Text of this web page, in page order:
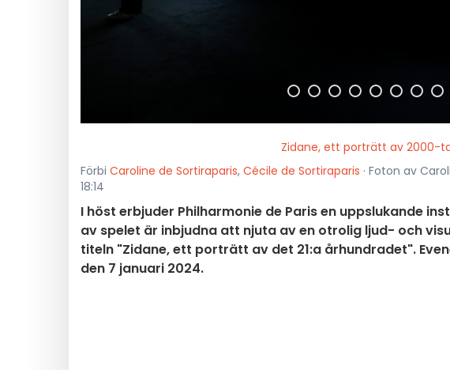
Zidane, ett porträtt av 2000-
Förbi Caroline de Sortiraparis, Cécile de Sortiraparis · Foton av
18:14
I höst erbjuder Philharmonie de Paris en uppslukande
av spelet är inbjudna att njuta av en otrolig ljud- och
titeln "Zidane, ett porträtt av det 21:a århundradet".
den 7 januari 2024.